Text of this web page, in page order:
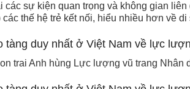
sự kiện quan trọng và không gian
các thế hệ trẻ kết nối, hiểu nhiều hơn về
trai Anh hùng Lực lượng vũ trang Nhân